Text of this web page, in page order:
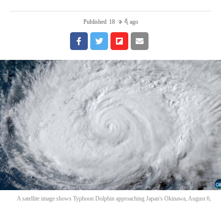
Published 18 နာရီ ago
A satellite image shows Typhoon Dolphin approaching Japan's Okinawa, August 6,